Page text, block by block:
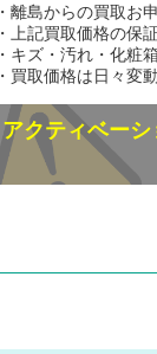
・離島からの買取お
・上記買取価格の保
・キズ・汚れ・化粧
・買取価格は日々変
アクティベー